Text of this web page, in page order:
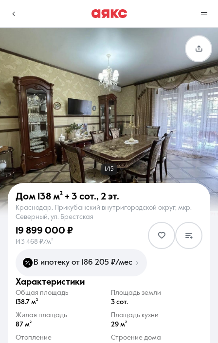
г. Краснодар
Избранное
0 объявлений
Сравнение
0 объявлений
Недвижимость Услуги
О компании Контакты
8 (861) 297-00-00
Ежедневно с 08:30 до 20:00
1/15
Дом 138 м² + 3 сот., 2 эт.
Краснодар, Прикубанский внутригородской округ, мкр.
Северный, ул. Брестская
19 899 000 ₽
143 468 ₽/м²
В ипотеку от 186 205 ₽/мес
характеристики
Общая площадь
138.7 м²
Площадь земли
3 сот.
Жилая площадь
87 м²
Площадь кухни
29 м²
Отопление
Строение дома